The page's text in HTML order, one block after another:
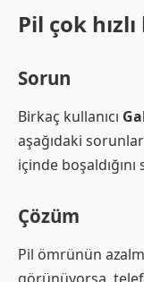
Pil çok
Sorun
Birkaç kullanıcı
aşağıdaki
içinde boşaldığını
Çözüm
Pil ömrünün